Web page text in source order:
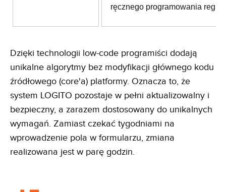
ręcznego programowania reguł.
Dzięki technologii low-code programiści dodają
unikalne algorytmy bez modyfikacji głównego kodu
źródłowego (core'a) platformy. Oznacza to, że
system LOGITO pozostaje w pełni aktualizowalny i
bezpieczny, a zarazem dostosowany do unikalnych
wymagań. Zamiast czekać tygodniami na
wprowadzenie pola w formularzu, zmiana
realizowana jest w parę godzin.